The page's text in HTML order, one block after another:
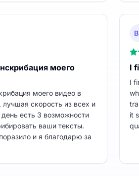
моего
моего видео в
лучшая скорость из всех и
есть 3 возможности
ваши тексты.
и я благодарю за
I
I
it